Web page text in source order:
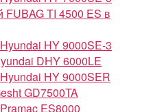
FUBAG TI 4500 ES в
HY 9000SE-3
DHY 6000LE
HY 9000SER
GD7500TA
ES8000